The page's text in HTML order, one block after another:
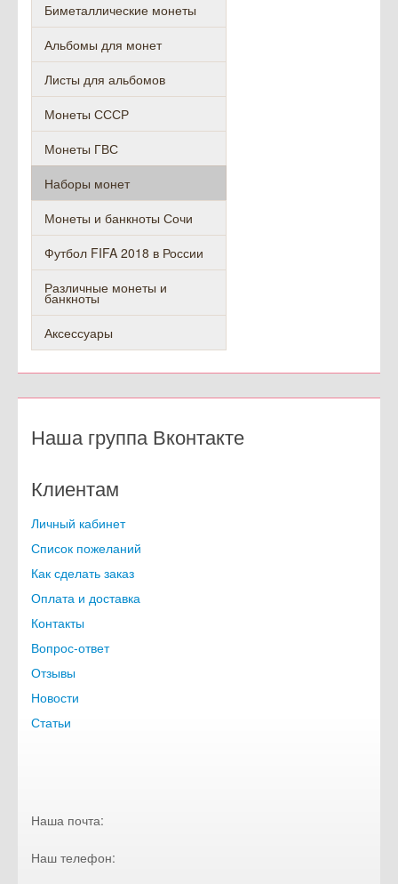
Биметаллические монеты
Альбомы для монет
Листы для альбомов
Монеты СССР
Монеты ГВС
Наборы монет
Монеты и банкноты Сочи
Футбол FIFA 2018 в России
Различные монеты и
банкноты
Аксессуары
Наша группа Вконтакте
Клиентам
Личный кабинет
Список пожеланий
Как сделать заказ
Оплата и доставка
Контакты
Вопрос-ответ
Отзывы
Новости
Статьи
Наша почта:
Наш телефон: